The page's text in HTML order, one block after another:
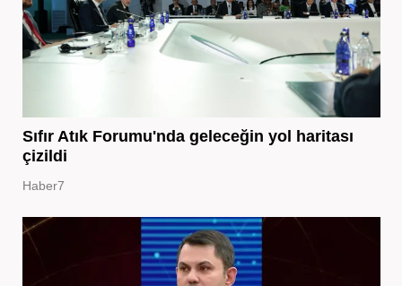
Sıfır Atık Forumu'nda geleceğin yol haritası
çizildi
Haber7